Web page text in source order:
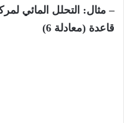
قاعدة (معادلة 6)